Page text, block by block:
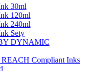
30ml
120ml
240ml
Sety
DYNAMIC
Compliant Inks